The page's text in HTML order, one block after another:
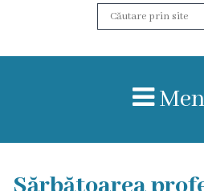
Amalgamare
în